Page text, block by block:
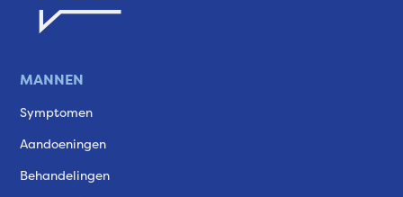
MANNEN
Symptomen
Aandoeningen
Behandelingen